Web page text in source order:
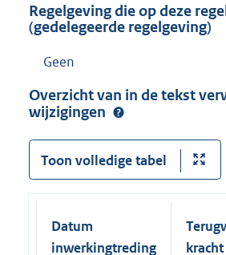
Regelgeving die op deze
(gedelegeerde regelgeving)
Geen
Overzicht van in de tekst
wijzigingen
Toon volledige tabel
Datum
inwerkingtreding